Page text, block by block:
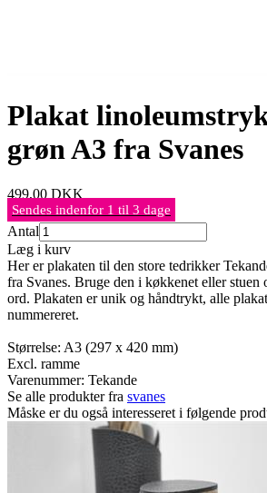
Plakat
grøn A3 fra Svanes
499,00 DKK
Sendes indenfor 1 til 3 dage
Antal
Læg i kurv
Her er plakaten til den store tedrikker
fra Svanes. Bruge den i køkkenet eller stuen
ord. Plakaten er unik og håndtrykt, alle
nummereret.
Størrelse: A3 (297 x 420 mm)
Excl. ramme
Varenummer: Tekande
Se alle produkter fra svanes
Måske er du også interesseret i følgende